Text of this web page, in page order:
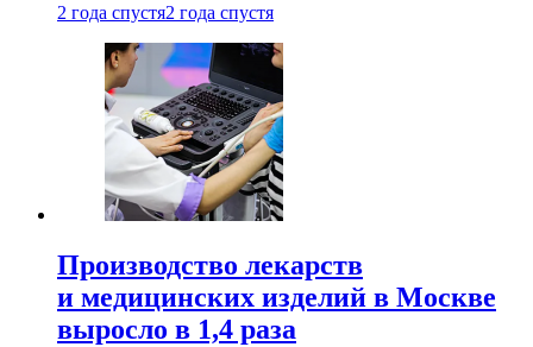
2 года спустя2 года спустя
Производство лекарств
и медицинских изделий в Москве
выросло в 1,4 раза